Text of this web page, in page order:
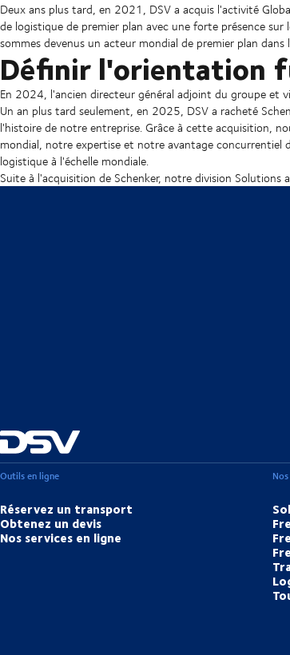
Deux ans plus tard, en 2021, DSV a acquis l'activité
de logistique de premier plan avec une forte présence
sommes devenus un acteur mondial de premier plan
Définir l'orientation
En 2024, l'ancien directeur général adjoint du groupe et
Un an plus tard seulement, en 2025, DSV a racheté
l'histoire de notre entreprise. Grâce à cette acquisition,
mondial, notre expertise et notre avantage concurrentiel
logistique à l'échelle mondiale.
Suite à l'acquisition de Schenker, notre division Solutions
Outils en ligne
Réservez un transport
Obtenez un devis
Nos services en ligne